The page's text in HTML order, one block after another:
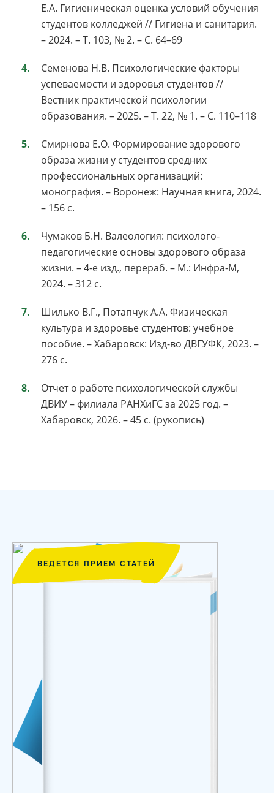
Е.А. Гигиеническая оценка условий обучения
студентов колледжей // Гигиена и санитария.
– 2024. – Т. 103, № 2. – С. 64–69
Семенова Н.В. Психологические факторы
успеваемости и здоровья студентов //
Вестник практической психологии
образования. – 2025. – Т. 22, № 1. – С. 110–118
Смирнова Е.О. Формирование здорового
образа жизни у студентов средних
профессиональных организаций:
монография. – Воронеж: Научная книга, 2024.
– 156 с.
Чумаков Б.Н. Валеология: психолого-
педагогические основы здорового образа
жизни. – 4-е изд., перераб. – М.: Инфра-М,
2024. – 312 с.
Шилько В.Г., Потапчук А.А. Физическая
культура и здоровье студентов: учебное
пособие. – Хабаровск: Изд-во ДВГУФК, 2023. –
276 с.
Отчет о работе психологической службы
ДВИУ – филиала РАНХиГС за 2025 год. –
Хабаровск, 2026. – 45 с. (рукопись)
ВЕДЕТСЯ ПРИЕМ СТАТЕЙ